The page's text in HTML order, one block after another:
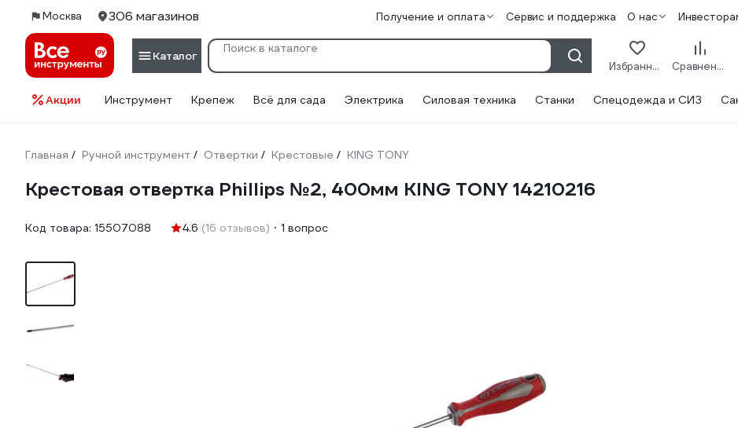
Москва 306 магазинов Получение и оплата Сервис и поддержка О нас
Каталог
Избранное Сравнение
Акции Инструмент Крепеж Всё для сада Электрика Силовая техника Станки Спецодежда и СИЗ
Главная / Ручной инструмент / Отвертки / Крестовые / KING TONY
Крестовая отвертка Phillips №2, 400мм KING TONY 14210216
Код товара: 15507088 4.6 (16 отзывов) 1 вопрос